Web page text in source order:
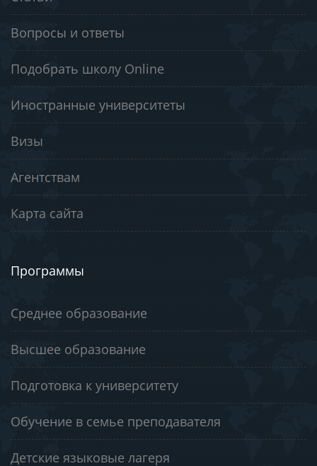
Вопросы и ответы
Подобрать школу Online
Иностранные университеты
Визы
Агентствам
Карта сайта
Программы
Среднее образование
Высшее образование
Подготовка к университету
Обучение в семье преподавателя
Детские языковые лагеря